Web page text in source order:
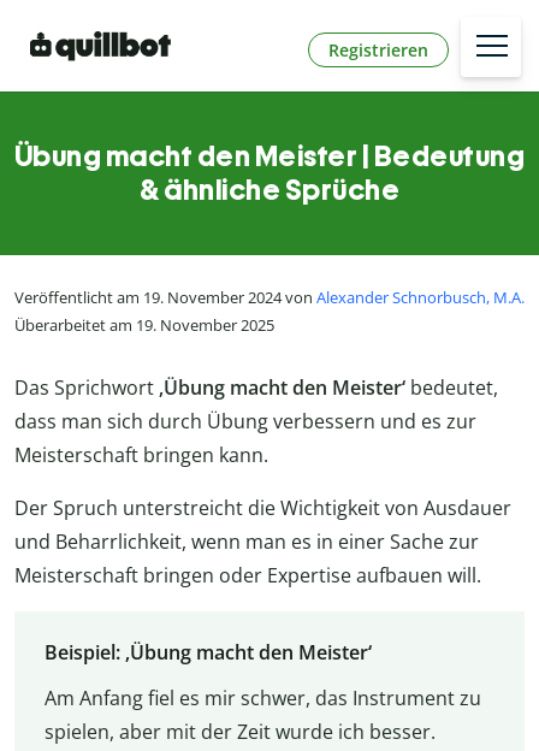
Registrieren
Übung macht den Meister | Bedeutung
& ähnliche Sprüche
Veröffentlicht am 19. November 2024 von Alexander Schnorbusch, M.A.
Überarbeitet am 19. November 2025
Das Sprichwort ‚Übung macht den Meister‘ bedeutet,
dass man sich durch Übung verbessern und es zur
Meisterschaft bringen kann.
Der Spruch unterstreicht die Wichtigkeit von Ausdauer
und Beharrlichkeit, wenn man es in einer Sache zur
Meisterschaft bringen oder Expertise aufbauen will.
Beispiel: ‚Übung macht den Meister‘
Am Anfang fiel es mir schwer, das Instrument zu
spielen, aber mit der Zeit wurde ich besser.